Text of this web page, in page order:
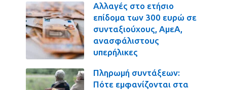
Αλλαγές στο ετήσιο
επίδομα των 300 ευρώ σε
συνταξιούχους, ΑμεΑ,
ανασφάλιστους
υπερήλικες
Πληρωμή συντάξεων:
Πότε εμφανίζονται στα